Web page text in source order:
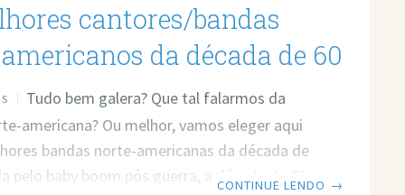
assim uma abordagem muito
o assunto e consequentemente criando
cantores/bandas
da década de 60
Tudo bem galera? Que tal falarmos da
americana? Ou melhor, vamos eleger aqui
bandas norte-americanas da década de
pelo baby boom pós guerra, a década de 60
CONTINUE LENDO →